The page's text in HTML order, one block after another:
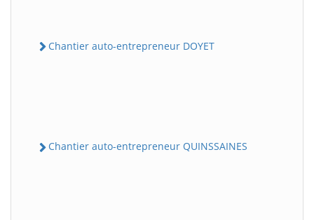
Chantier auto-entrepreneur DOYET
Chantier auto-entrepreneur QUINSSAINES